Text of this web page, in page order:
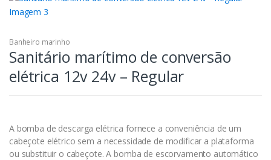
Banheiro marinho
Sanitário marítimo de conversão
elétrica 12v 24v – Regular
A bomba de descarga elétrica fornece a conveniência de um
cabeçote elétrico sem a necessidade de modificar a plataforma
ou substituir o cabeçote. A bomba de escorvamento automático